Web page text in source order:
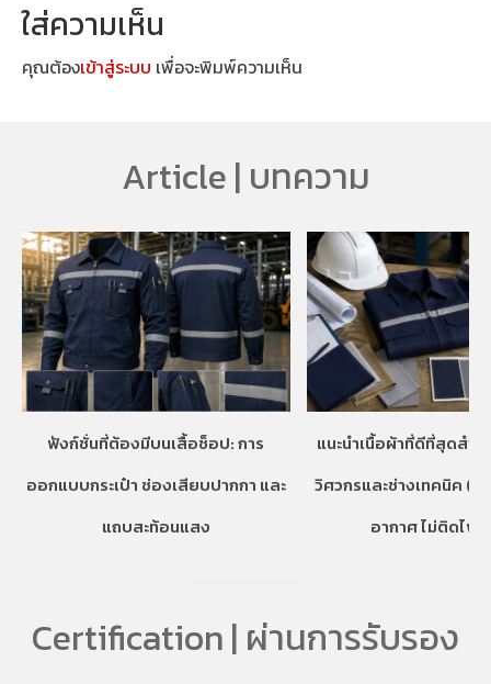
ใส่ความเห็น
คุณต้องเข้าสู่ระบบ เพื่อจะพิมพ์ความเห็น
Article | บทความ
ฟังก์ชั่นที่ต้องมีบนเสื้อช็อป: การ
ออกแบบกระเป๋า ช่องเสียบปากกา และ
แถบสะท้อนแสง
แนะนำเนื้อผ้าที่ดีที่สุดสำ
วิศวกรและช่างเทคนิค (ท
อากาศ ไม่ติดไฟ
Certification | ผ่านการรับรอง